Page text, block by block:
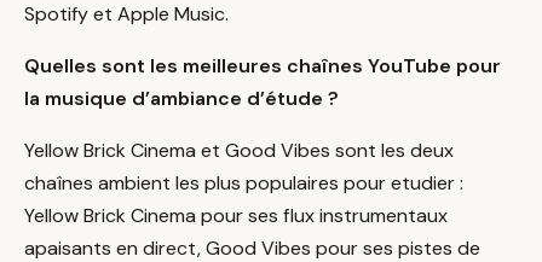
Spotify et Apple Music.
Quelles sont les meilleures chaînes YouTube pour
la musique d’ambiance d’étude ?
Yellow Brick Cinema et Good Vibes sont les deux
chaînes ambient les plus populaires pour etudier :
Yellow Brick Cinema pour ses flux instrumentaux
apaisants en direct, Good Vibes pour ses pistes de